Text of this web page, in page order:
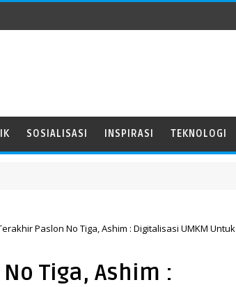
SOSIALISASI INSPIRASI TEKNOLOGI
Paslon No Tiga, Ashim : Digitalisasi UMKM Untuk
Tiga, Ashim :